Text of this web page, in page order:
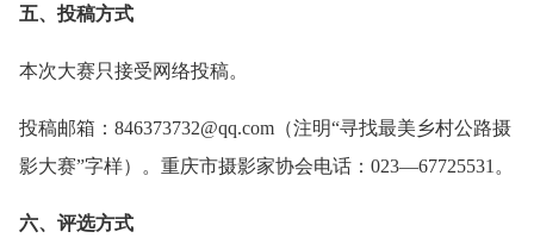
五、投稿方式
本次大赛只接受网络投稿。
投稿邮箱：846373732@qq.com（注明“寻找最美乡村公路摄
影大赛”字样）。重庆市摄影家协会电话：023—67725531。
六、评选方式